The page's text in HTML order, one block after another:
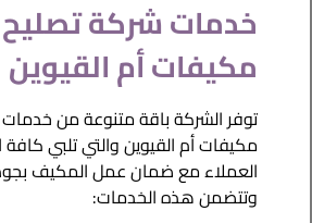
خدمات شركة تصليح
مكيفات أم القيوين
توفر الشركة باقة متنوعة من
مكيفات أم القيوين والتي تلبي كافة
العملاء مع ضمان عمل المكيف
وتتضمن هذه الخدمات: